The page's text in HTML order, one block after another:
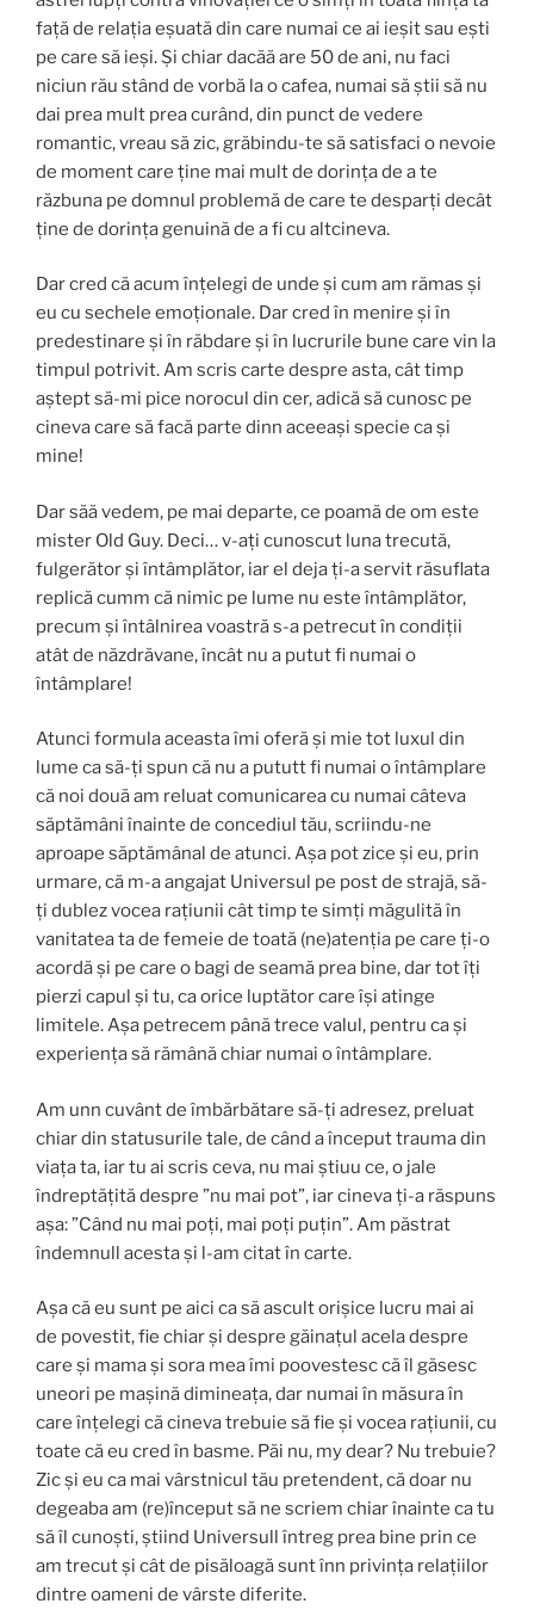
față de relația eșuată din care numai ce ai ieșit sau ești
pe care să ieși. Și chiar dacăă are 50 de ani, nu faci
niciun rău stând de vorbă la o cafea, numai să știi să nu
dai prea mult prea curând, din punct de vedere
romantic, vreau să zic, grăbindu-te să satisfaci o nevoie
de moment care ține mai mult de dorința de a te
răzbuna pe domnul problemă de care te desparți decât
ține de dorința genuină de a fi cu altcineva.
Dar cred că acum înțelegi de unde și cum am rămas și
eu cu sechele emoționale. Dar cred în menire și în
predestinare și în răbdare și în lucrurile bune care vin la
timpul potrivit. Am scris carte despre asta, cât timp
aștept să-mi pice norocul din cer, adică să cunosc pe
cineva care să facă parte dinn aceeași specie ca și
mine!
Dar săă vedem, pe mai departe, ce poamă de om este
mister Old Guy. Deci… v-ați cunoscut luna trecută,
fulgerător și întâmplător, iar el deja ți-a servit răsuflata
replică cumm că nimic pe lume nu este întâmplător,
precum și întâlnirea voastră s-a petrecut în condiții
atât de năzdrăvane, încât nu a putut fi numai o
întâmplare!
Atunci formula aceasta îmi oferă și mie tot luxul din
lume ca să-ți spun că nu a pututt fi numai o întâmplare
că noi două am reluat comunicarea cu numai câteva
săptămâni înainte de concediul tău, scriindu-ne
aproape săptămânal de atunci. Așa pot zice și eu, prin
urmare, că m-a angajat Universul pe post de strajă, să-
ți dublez vocea rațiunii cât timp te simți măgulită în
vanitatea ta de femeie de toată (ne)atenția pe care ți-o
acordă și pe care o bagi de seamă prea bine, dar tot îți
pierzi capul și tu, ca orice luptător care își atinge
limitele. Așa petrecem până trece valul, pentru ca și
experiența să rămână chiar numai o întâmplare.
Am unn cuvânt de îmbărbătare să-ți adresez, preluat
chiar din statusurile tale, de când a început trauma din
viața ta, iar tu ai scris ceva, nu mai știuu ce, o jale
îndreptățită despre ”nu mai pot”, iar cineva ți-a răspuns
așa: ”Când nu mai poți, mai poți puțin”. Am păstrat
îndemnull acesta și l-am citat în carte.
Așa că eu sunt pe aici ca să ascult orișice lucru mai ai
de povestit, fie chiar și despre găinațul acela despre
care și mama și sora mea îmi poovestesc că îl găsesc
uneori pe mașină dimineața, dar numai în măsura în
care înțelegi că cineva trebuie să fie și vocea rațiunii, cu
toate că eu cred în basme. Păi nu, my dear? Nu trebuie?
Zic și eu ca mai vârstnicul tău pretendent, că doar nu
degeaba am (re)început să ne scriem chiar înainte ca tu
să îl cunoști, știind Universull întreg prea bine prin ce
am trecut și cât de pisăloagă sunt înn privința relațiilor
dintre oameni de vârste diferite.